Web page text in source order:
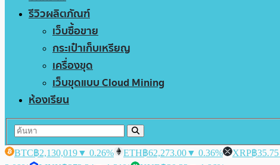
รีวิวผลิตภัณฑ์
เว็บซื้อขาย
กระเป๋าเก็บเหรียญ
เครื่องขุด
เว็บขุดแบบ Cloud Mining
ห้องเรียน
BTC฿2,130,019▼ 0.26% ETH฿62,273.00▼ 0.36% XRP฿35.75